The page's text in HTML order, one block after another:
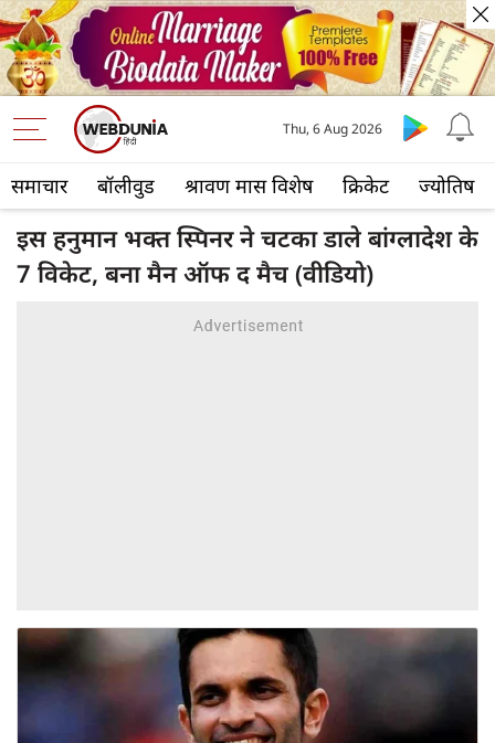
समाचार बॉलीवुड श्रावण मास विशेष क्रिकेट ज्योतिष
Thu, 6 Aug 2026
इस हनुमान भक्त स्पिनर ने चटका डाले बांग्लादेश के
7 विकेट, बना मैन ऑफ द मैच (वीडियो)